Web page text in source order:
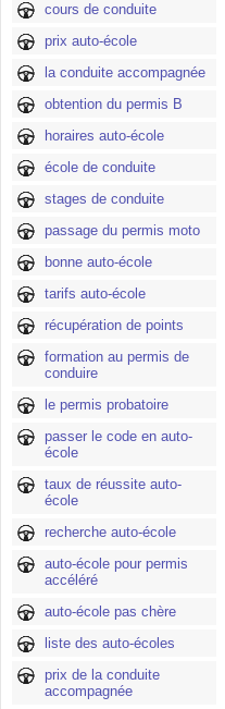
cours de conduite
prix auto-école
la conduite accompagnée
obtention du permis B
horaires auto-école
école de conduite
stages de conduite
passage du permis moto
bonne auto-école
tarifs auto-école
récupération de points
formation au permis de
conduire
le permis probatoire
passer le code en auto-
école
taux de réussite auto-
école
recherche auto-école
auto-école pour permis
accéléré
auto-école pas chère
liste des auto-écoles
prix de la conduite
accompagnée